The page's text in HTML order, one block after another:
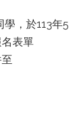
，於113年5
表單